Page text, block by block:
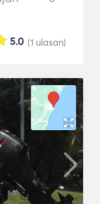
(1 ulasan)
5.0